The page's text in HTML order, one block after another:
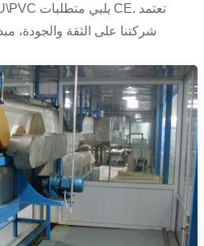
شركتنا على الثقة والجودة،